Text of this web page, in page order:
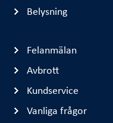
Belysning
Felanmälan
Avbrott
Kundservice
Vanliga frågor